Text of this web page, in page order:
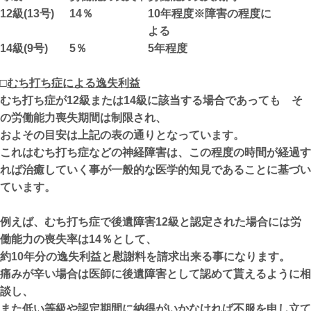
12級(13号)
14％
10年程度※障害の程度に
よる
14級(9号)
5％ 5年程度
□むち打ち症による逸失利益
むち打ち症が12級または14級に該当する場合であっても そ
の労働能力喪失期間は制限され、
およその目安は上記の表の通りとなっています。
これはむち打ち症などの神経障害は、この程度の時間が経過す
れば治癒していく事が一般的な医学的知見であることに基づい
ています。
例えば、むち打ち症で後遺障害12級と認定された場合には労
働能力の喪失率は14％として、
約10年分の逸失利益と慰謝料を請求出来る事になります。
痛みが辛い場合は医師に後遺障害として認めて貰えるように相
談し、
また低い等級や認定期間に納得がいかなければ不服を申し立て